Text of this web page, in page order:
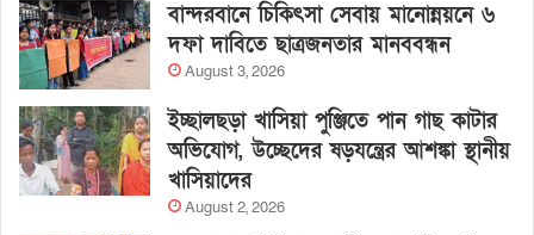
বান্দরবানে চিকিৎসা সেবায় মানোন্নয়নে ৬
দফা দাবিতে ছাত্রজনতার মানববন্ধন
August 3, 2026
ইচ্ছালছড়া খাসিয়া পুঞ্জিতে পান গাছ কাটার
অভিযোগ, উচ্ছেদের ষড়যন্ত্রের আশঙ্কা স্থানীয়
খাসিয়াদের
August 2, 2026